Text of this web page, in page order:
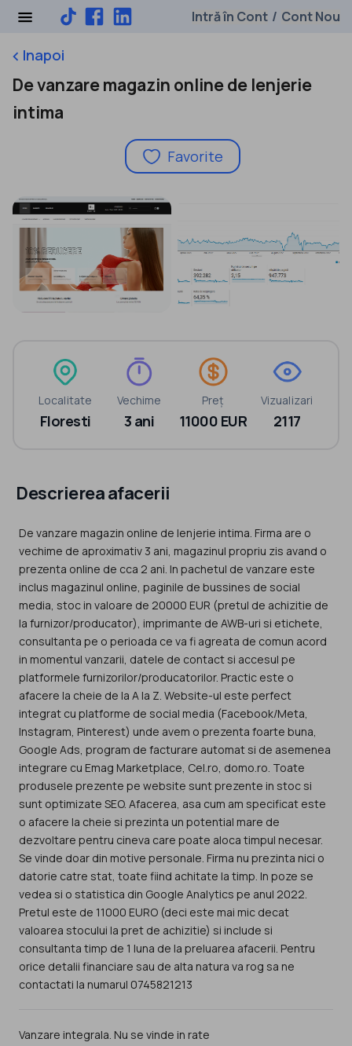
Intră în Cont / Cont Nou
keyboard_arrow_leftInapoi
De vanzare magazin online de lenjerie
intima
Favorite
Localitate
Floresti
Vechime
3 ani
Preț
11000 EUR
Vizualizari
2117
Descrierea afacerii
De vanzare magazin online de lenjerie intima. Firma are o
vechime de aproximativ 3 ani, magazinul propriu zis avand o
prezenta online de cca 2 ani. In pachetul de vanzare este
inclus magazinul online, paginile de bussines de social
media, stoc in valoare de 20000 EUR (pretul de achizitie de
la furnizor/producator), imprimante de AWB-uri si etichete,
consultanta pe o perioada ce va fi agreata de comun acord
in momentul vanzarii, datele de contact si accesul pe
platformele furnizorilor/producatorilor. Practic este o
afacere la cheie de la A la Z. Website-ul este perfect
integrat cu platforme de social media (Facebook/Meta,
Instagram, Pinterest) unde avem o prezenta foarte buna,
Google Ads, program de facturare automat si de asemenea
integrare cu Emag Marketplace, Cel.ro, domo.ro. Toate
produsele prezente pe website sunt prezente in stoc si
sunt optimizate SEO. Afacerea, asa cum am specificat este
o afacere la cheie si prezinta un potential mare de
dezvoltare pentru cineva care poate aloca timpul necesar.
Se vinde doar din motive personale. Firma nu prezinta nici o
datorie catre stat, toate fiind achitate la timp. In poze se
vedea si o statistica din Google Analytics pe anul 2022.
Pretul este de 11000 EURO (deci este mai mic decat
valoarea stocului la pret de achizitie) si include si
consultanta timp de 1 luna de la preluarea afacerii. Pentru
orice detalii financiare sau de alta natura va rog sa ne
contactati la numarul 0745821213
Vanzare integrala. Nu se vinde in rate